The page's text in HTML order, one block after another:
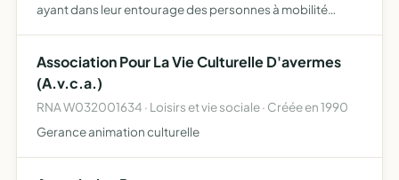
ayant dans leur entourage des personnes à mobilité
L'associati…
Association Pour La Vie Culturelle D'avermes
(A.v.c.a.)
RNA W032001634 · Loisirs et vie sociale · Créée en 1990
Gerance animation culturelle